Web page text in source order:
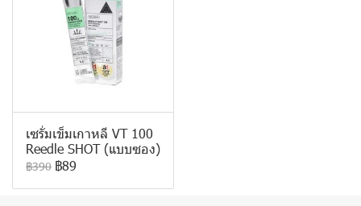
เซรั่มเข็มเกาหลี VT 100
Reedle SHOT (แบบซอง)
฿390 ฿89